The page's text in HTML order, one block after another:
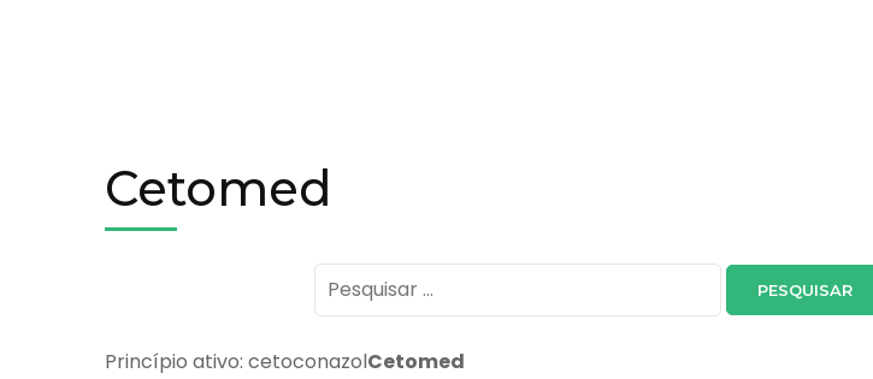
Cetomed
Pesquisar
por:
Princípio ativo: cetoconazolCetomed